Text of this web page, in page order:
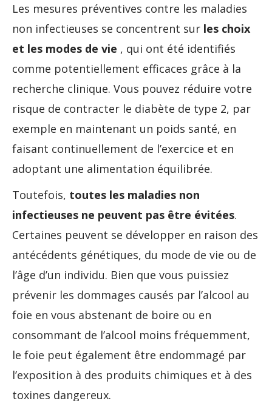
Les mesures préventives contre les maladies
non infectieuses se concentrent sur les choix
et les modes de vie , qui ont été identifiés
comme potentiellement efficaces grâce à la
recherche clinique. Vous pouvez réduire votre
risque de contracter le diabète de type 2, par
exemple en maintenant un poids santé, en
faisant continuellement de l’exercice et en
adoptant une alimentation équilibrée.
Toutefois, toutes les maladies non
infectieuses ne peuvent pas être évitées.
Certaines peuvent se développer en raison des
antécédents génétiques, du mode de vie ou de
l’âge d’un individu. Bien que vous puissiez
prévenir les dommages causés par l’alcool au
foie en vous abstenant de boire ou en
consommant de l’alcool moins fréquemment,
le foie peut également être endommagé par
l’exposition à des produits chimiques et à des
toxines dangereux.